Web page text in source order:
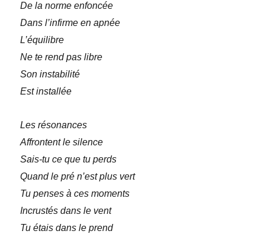
De la norme enfoncée
Dans l’infirme en apnée
L’équilibre
Ne te rend pas libre
Son instabilité
Est installée
Les résonances
Affrontent le silence
Sais-tu ce que tu perds
Quand le pré n’est plus vert
Tu penses à ces moments
Incrustés dans le vent
Tu étais dans le prend